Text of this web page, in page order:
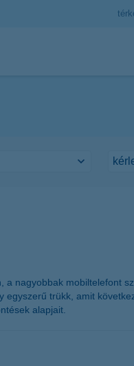
nagyobbak mobiltelefont
trükk, amit
alapjait.